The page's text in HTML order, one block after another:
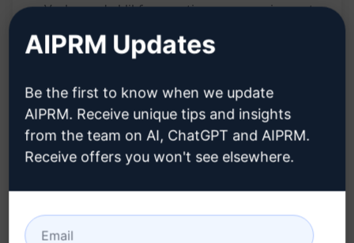
Verhoog de klikfrequentie en conversies met
responsieve advertenties
Bereik meer potentiële klanten op desktop,
mobiel en tablet
Verhoog de effectiviteit van je advertenties op
alle apparaten
Bespaar tijd met het maken van aparte
AIPRM Updates
Be the first to know when we update
AIPRM. Receive unique tips and insights
from the team on AI, ChatGPT and AIPRM.
Receive offers you won't see elsewhere.